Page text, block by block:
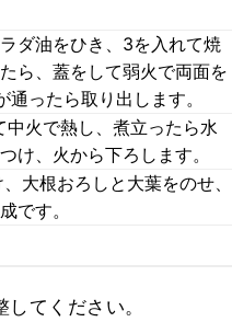
ダ油をひき、3を入れて焼
ら、蓋をして弱火で両面を
ったら取り出します。
火で熱し、煮立ったら水
け、火から下ろします。
大根おろしと大葉をのせ、
です。
てください。